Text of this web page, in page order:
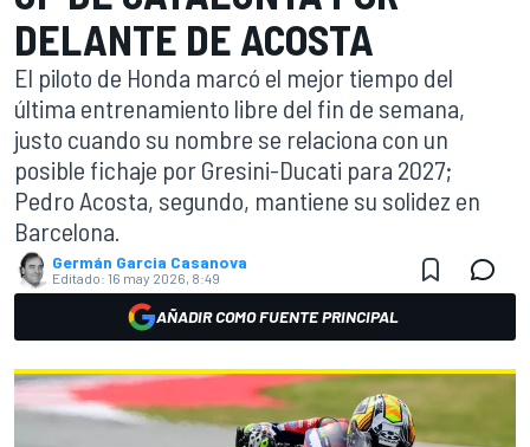
DELANTE DE ACOSTA
El piloto de Honda marcó el mejor tiempo del
última entrenamiento libre del fin de semana,
justo cuando su nombre se relaciona con un
posible fichaje por Gresini-Ducati para 2027;
Pedro Acosta, segundo, mantiene su solidez en
Barcelona.
Germán Garcia Casanova
Editado: 16 may 2026, 8:49
AÑADIR COMO FUENTE PRINCIPAL